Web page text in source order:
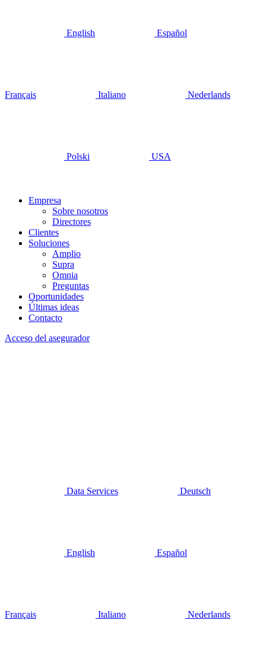
English Español
Français Italiano Nederlands
Polski USA
Empresa
Sobre nosotros
Directores
Clientes
Soluciones
Amplio
Supra
Omnia
Preguntas
Oportunidades
Últimas ideas
Contacto
Acceso del asegurador
Data Services Deutsch
English Español
Français Italiano Nederlands